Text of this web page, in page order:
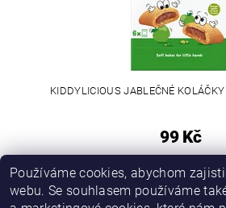
KIDDYLICIOUS JABLEČNÉ
99 Kč
Používáme cookies, abychom
webu. Se souhlasem používáme